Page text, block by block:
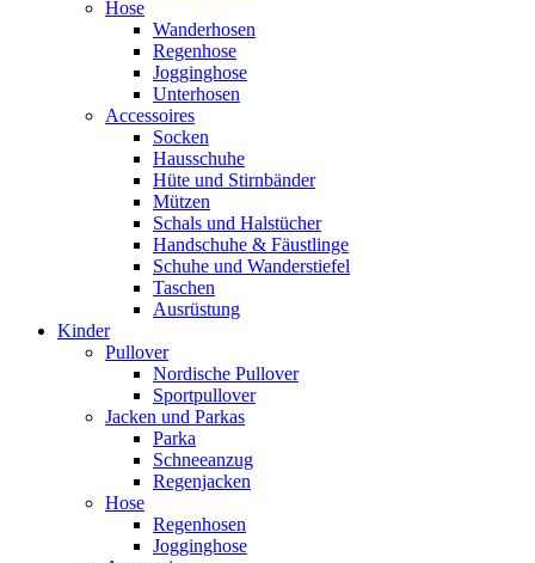
Hose
Wanderhosen
Regenhose
Jogginghose
Unterhosen
Accessoires
Socken
Hausschuhe
Hüte und Stirnbänder
Mützen
Schals und Halstücher
Handschuhe & Fäustlinge
Schuhe und Wanderstiefel
Taschen
Ausrüstung
Kinder
Pullover
Nordische Pullover
Sportpullover
Jacken und Parkas
Parka
Schneeanzug
Regenjacken
Hose
Regenhosen
Jogginghose